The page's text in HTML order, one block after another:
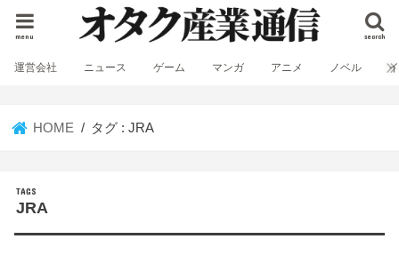
search
menu
運営会社 ニュース ゲーム マンガ アニメ ノベル
HOME タグ : JRA
JRA